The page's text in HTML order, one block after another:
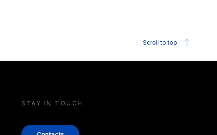
Scroll to top
STAY IN TOUCH